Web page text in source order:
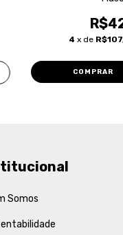
4 x de
COMPRAR
Somos